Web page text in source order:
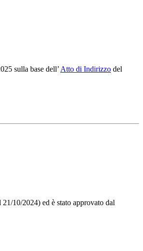
sulla base dell’ Atto di Indirizzo del
10/2024) ed è stato approvato dal